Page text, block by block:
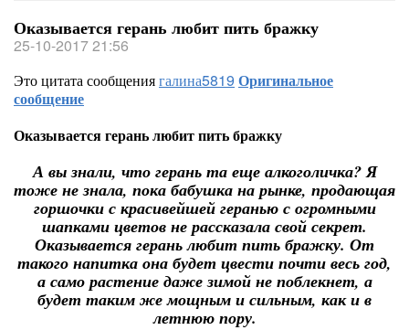
Оказывается герань любит пить бражку
25-10-2017 21:56
Это цитата сообщениягалина5819 Оригинальное
сообщение
Оказывается герань любит пить бражку
А вы знали, что герань та еще алкоголичка? Я
тоже не знала, пока бабушка на рынке, продающая
горшочки с красивейшей геранью с огромными
шапками цветов не рассказала свой секрет.
Оказывается герань любит пить бражку. От
такого напитка она будет цвести почти весь год,
а само растение даже зимой не поблекнет, а
будет таким же мощным и сильным, как и в
летнюю пору.